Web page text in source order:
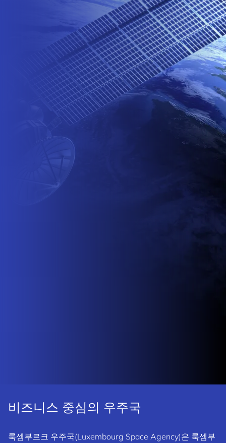
비즈니스 중심의 우주국
룩셈부르크 우주국(Luxembourg Space Agency)은 룩셈부